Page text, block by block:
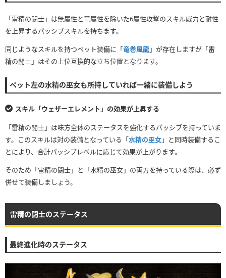
「雷精の闘士」は無属性と竜属性を除いた6属性攻撃のスキル威力と耐性
を上昇するパッシブスキルを持ちます。
同じようなスキルを持つペット装備に「竜巻風龍」が存在しますが「雷
精の闘士」はその上位互換的な立ち位置となります。
ペット左の水精の巫女も所持していれば一緒に装備しよう
スキル「ウェザーエレメント」の効果が上昇する
「雷精の闘士」は味方全体のステータスを強化するパッシブを持っていま
す。このスキルは対の装備となっている「水精の巫女」と同時装備するこ
とにより、合計パッシブレベルに応じて効果が上がります。
そのため「雷精の闘士」と「水精の巫女」の両方を持っている際は、必ず
併せて装備しましょう。
雷精の闘士のステータス
最終進化時のステータス